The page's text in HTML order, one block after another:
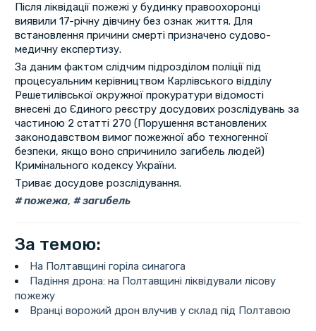
Після ліквідації пожежі у будинку правоохоронці
виявили 17-річну дівчину без ознак життя. Для
встановлення причини смерті призначено судово-
медичну експертизу.
За даним фактом слідчим підрозділом поліції під
процесуальним керівництвом Карлівського відділу
Решетилівської окружної прокуратури відомості
внесені до Єдиного реєстру досудових розслідувань за
частиною 2 статті 270 (Порушення встановлених
законодавством вимог пожежної або техногенної
безпеки, якщо воно спричинило загибель людей)
Кримінального кодексу України.
Триває досудове розслідування.
пожежа, загибель
За темою:
На Полтавщині горіла синагога
Падіння дрона: на Полтавщині ліквідували лісову
пожежу
Вранці ворожий дрон влучив у склад під Полтавою